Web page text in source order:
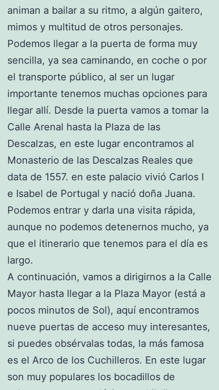
animan a bailar a su ritmo, a algún gaitero,
mimos y multitud de otros personajes.
Podemos llegar a la puerta de forma muy
sencilla, ya sea caminando, en coche o por
el transporte público, al ser un lugar
importante tenemos muchas opciones para
llegar allí. Desde la puerta vamos a tomar la
Calle Arenal hasta la Plaza de las
Descalzas, en este lugar encontramos al
Monasterio de las Descalzas Reales que
data de 1557. en este palacio vivió Carlos I
e Isabel de Portugal y nació doña Juana.
Podemos entrar y darla una visita rápida,
aunque no podemos detenernos mucho, ya
que el itinerario que tenemos para el día es
largo.
A continuación, vamos a dirigirnos a la Calle
Mayor hasta llegar a la Plaza Mayor (está a
pocos minutos de Sol), aquí encontramos
nueve puertas de acceso muy interesantes,
si puedes obsérvalas todas, la más famosa
es el Arco de los Cuchilleros. En este lugar
son muy populares los bocadillos de